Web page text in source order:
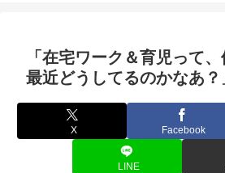
「在宅ワーク＆育児って
最近どうしてるのかなあ？
X Facebook
LINE